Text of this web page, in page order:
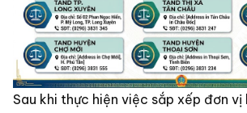
Sau khi thực hiện việc sắp xếp đơn vị